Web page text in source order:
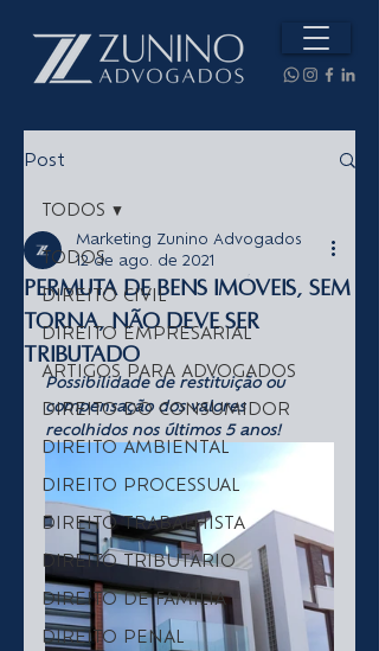
Post
TODOS
DIREITO CIVIL
DIREITO EMPRESARIAL
ARTIGOS PARA ADVOGADOS
DIREITO DO CONSUMIDOR
DIREITO AMBIENTAL
DIREITO PROCESSUAL
DIREITO TRABALHISTA
DIREITO TRIBUTÁRIO
DIREITO DE FAMÍLIA
DIREITO PENAL
TODOS
Permuta de bens imóveis, sem
torna, não deve ser
tributado
Marketing Zunino Advogados
12 de ago. de 2021
Possibilidade de restituição ou
compensação dos valores
recolhidos nos últimos 5 anos!